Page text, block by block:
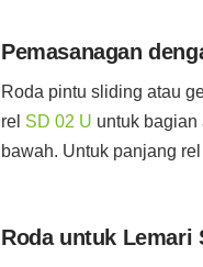
Pemasanagan
Roda pintu sliding atau
rel SD 02 U untuk bagian
bawah. Untuk panjang
Roda untuk Lemari